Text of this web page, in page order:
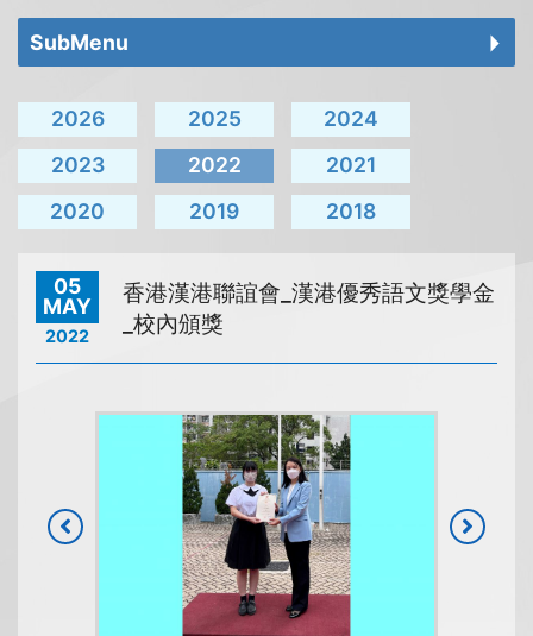
SubMenu
2026 2025
2024
2023
2022
2021
2020
2019 2018
05
MAY
2022
香港漢港聯誼會_漢港優秀語文獎學金
_校內頒獎